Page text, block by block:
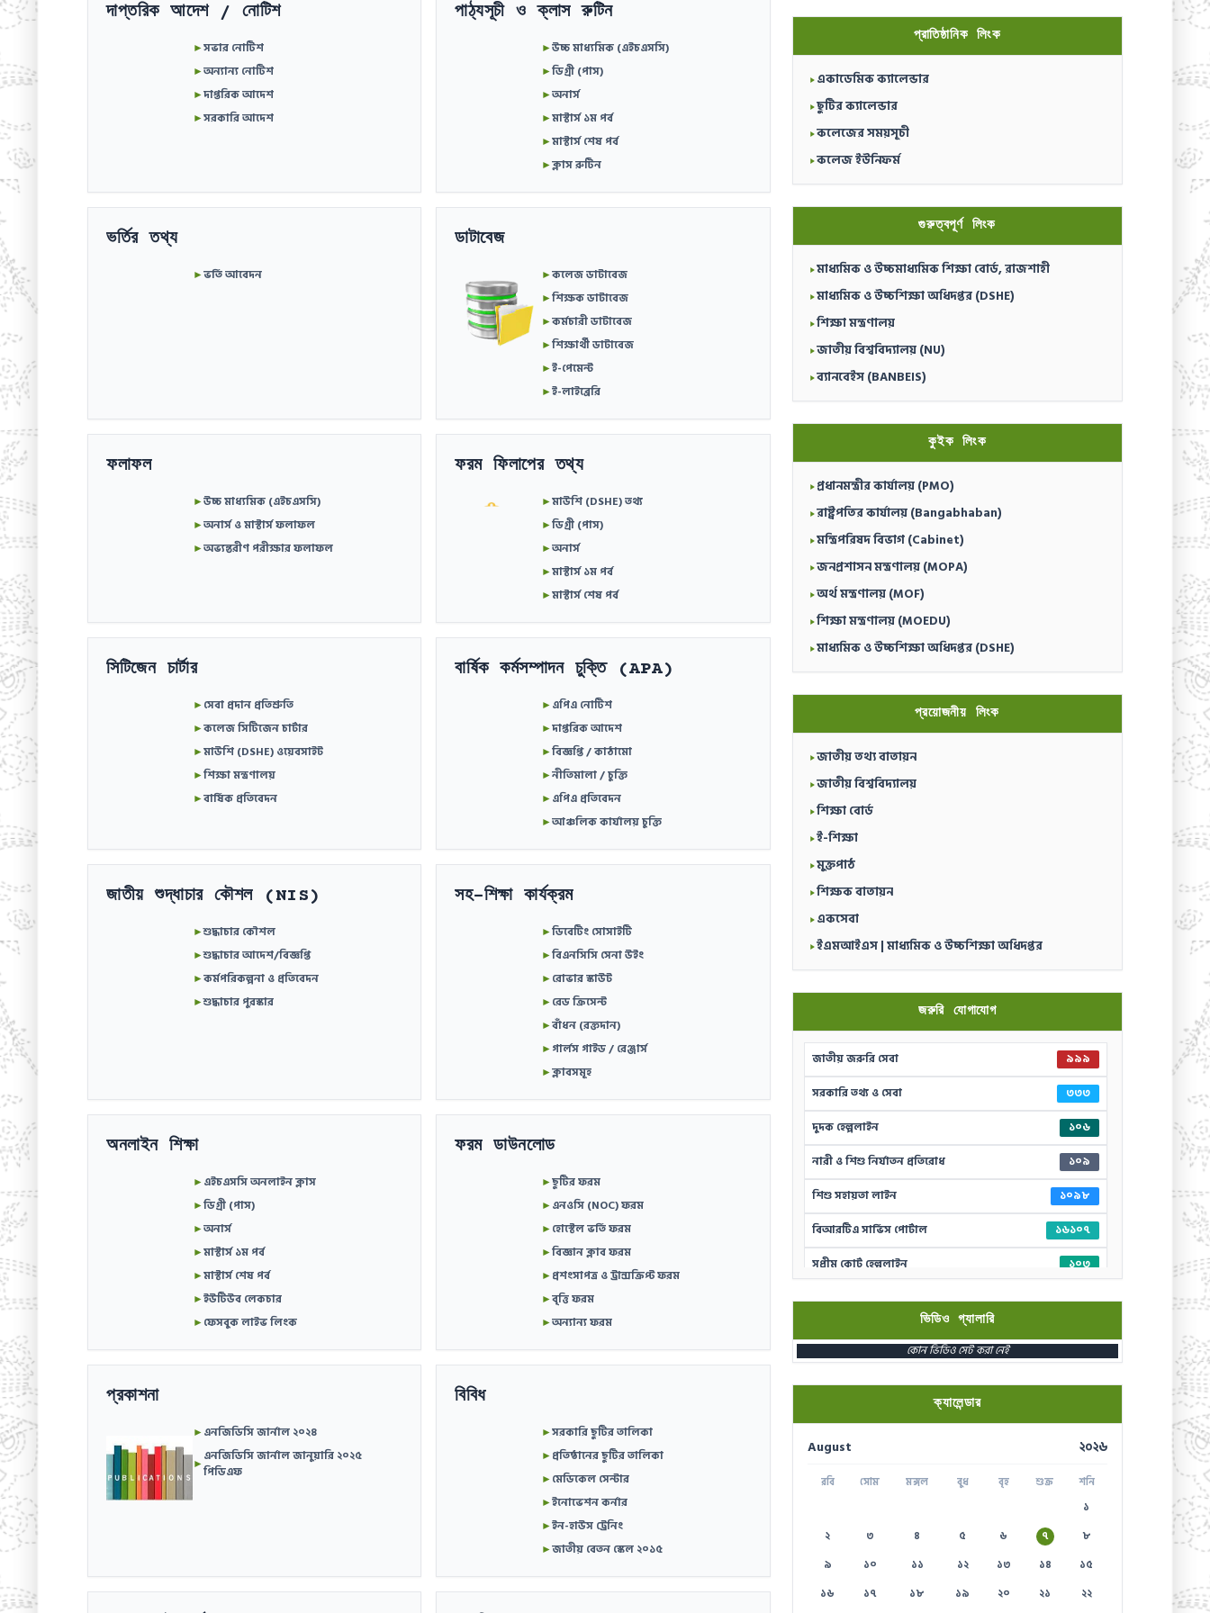
দাপ্তরিক আদেশ / নোটিশ
►সভার নোটিশ
►অন্যান্য নোটিশ
►দাপ্তরিক আদেশ
►সরকারি আদেশ
পাঠ্যসূচী ও ক্লাস রুটিন
►উচ্চ মাধ্যমিক (এইচএসসি)
►ডিগ্রী (পাস)
►অনার্স
►মাস্টার্স ১ম পর্ব
►মাস্টার্স শেষ পর্ব
►ক্লাস রুটিন
ভর্তির তথ্য
►ভর্তি আবেদন
ডাটাবেজ
►কলেজ ডাটাবেজ
►শিক্ষক ডাটাবেজ
►কর্মচারী ডাটাবেজ
►শিক্ষার্থী ডাটাবেজ
►ই-পেমেন্ট
►ই-লাইব্রেরি
ফলাফল
►উচ্চ মাধ্যমিক (এইচএসসি)
►অনার্স ও মাস্টার্স ফলাফল
►অভ্যন্তরীণ পরীক্ষার ফলাফল
ফরম ফিলাপের তথ্য
►মাউশি (DSHE) তথ্য
►ডিগ্রী (পাস)
►অনার্স
►মাস্টার্স ১ম পর্ব
►মাস্টার্স শেষ পর্ব
সিটিজেন চার্টার
►সেবা প্রদান প্রতিশ্রুতি
►কলেজ সিটিজেন চার্টার
►মাউশি (DSHE) ওয়েবসাইট
►শিক্ষা মন্ত্রণালয়
►বার্ষিক প্রতিবেদন
বার্ষিক কর্মসম্পাদন চুক্তি (APA)
►এপিএ নোটিশ
►দাপ্তরিক আদেশ
►বিজ্ঞপ্তি / কাঠামো
►নীতিমালা / চুক্তি
►এপিএ প্রতিবেদন
►আঞ্চলিক কার্যালয় চুক্তি
জাতীয় শুদ্ধাচার কৌশল (NIS)
►শুদ্ধাচার কৌশল
►শুদ্ধাচার আদেশ/বিজ্ঞপ্তি
►কর্মপরিকল্পনা ও প্রতিবেদন
►শুদ্ধাচার পুরস্কার
সহ-শিক্ষা কার্যক্রম
►ডিবেটিং সোসাইটি
►বিএনসিসি সেনা উইং
►রোভার স্কাউট
►রেড ক্রিসেন্ট
►বাঁধন (রক্তদান)
►গার্লস গাইড / রেঞ্জার্স
►ক্লাবসমূহ
অনলাইন শিক্ষা
►এইচএসসি অনলাইন ক্লাস
►ডিগ্রী (পাস)
►অনার্স
►মাস্টার্স ১ম পর্ব
►মাস্টার্স শেষ পর্ব
►ইউটিউব লেকচার
►ফেসবুক লাইভ লিংক
ফরম ডাউনলোড
►ছুটির ফরম
►এনওসি (NOC) ফরম
►হোস্টেল ভর্তি ফরম
►বিজ্ঞান ক্লাব ফরম
►প্রশংসাপত্র ও ট্রান্সক্রিপ্ট ফরম
►বৃত্তি ফরম
►অন্যান্য ফরম
প্রকাশনা
►এনজিডিসি জার্নাল ২০২৪
►এনজিডিসি জার্নাল জানুয়ারি ২০২৫
পিডিএফ
বিবিধ
►সরকারি ছুটির তালিকা
►প্রতিষ্ঠানের ছুটির তালিকা
►মেডিকেল সেন্টার
►ইনোভেশন কর্নার
►ইন-হাউস ট্রেনিং
►জাতীয় বেতন স্কেল ২০১৫
প্রাতিষ্ঠানিক লিংক
একাডেমিক ক্যালেন্ডার
ছুটির ক্যালেন্ডার
কলেজের সময়সূচী
কলেজ ইউনিফর্ম
গুরুত্বপূর্ণ লিংক
মাধ্যমিক ও উচ্চমাধ্যমিক শিক্ষা বোর্ড, রাজশাহী
মাধ্যমিক ও উচ্চশিক্ষা অধিদপ্তর (DSHE)
শিক্ষা মন্ত্রণালয়
জাতীয় বিশ্ববিদ্যালয় (NU)
ব্যানবেইস (BANBEIS)
কুইক লিংক
প্রধানমন্ত্রীর কার্যালয় (PMO)
রাষ্ট্রপতির কার্যালয় (Bangabhaban)
মন্ত্রিপরিষদ বিভাগ (Cabinet)
জনপ্রশাসন মন্ত্রণালয় (MOPA)
অর্থ মন্ত্রণালয় (MOF)
শিক্ষা মন্ত্রণালয় (MOEDU)
মাধ্যমিক ও উচ্চশিক্ষা অধিদপ্তর (DSHE)
প্রয়োজনীয় লিংক
জাতীয় তথ্য বাতায়ন
জাতীয় বিশ্ববিদ্যালয়
শিক্ষা বোর্ড
ই-শিক্ষা
মুক্তপাঠ
শিক্ষক বাতায়ন
একসেবা
ইএমআইএস | মাধ্যমিক ও উচ্চশিক্ষা অধিদপ্তর
জরুরি যোগাযোগ
জাতীয় জরুরি সেবা
৯৯৯
সরকারি তথ্য ও সেবা
৩৩৩
দুদক হেল্পলাইন
১০৬
নারী ও শিশু নির্যাতন প্রতিরোধ
১০৯
শিশু সহায়তা লাইন
১০৯৮
বিআরটিএ সার্ভিস পোর্টাল
১৬১০৭
সুপ্রীম কোর্ট হেল্পলাইন
১০৩
দুর্যোগের আগাম বার্তা
১০৯৪১
পাসপোর্ট বাতায়ন হটলাইন
১৬৪৪৫
১৬৯৯৯
ভিডিও গ্যালারি
কোন ভিডিও সেট করা নেই
ক্যালেন্ডার
August ২০২৬
রবি সোম মঙ্গল বুধ বৃহ শুক্র শনি
১
২
৩ ৪ ৫ ৬ ৭
৮
৯
১০ ১১ ১২ ১৩ ১৪
১৫
১৬
১৭ ১৮ ১৯ ২০ ২১ ২২